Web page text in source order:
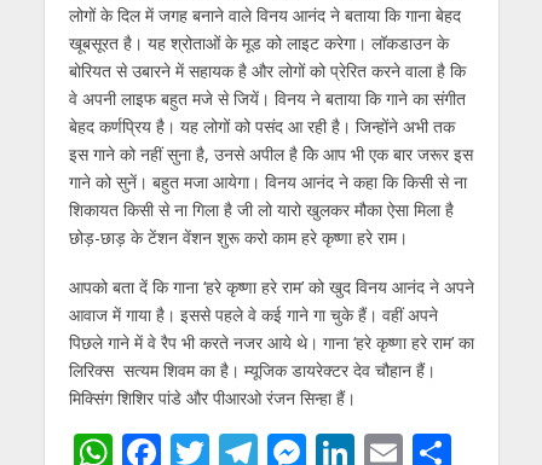
लोगों के दिल में जगह बनाने वाले विनय आनंद ने बताया कि गाना बेहद
खूबसूरत है। यह श्रोताओं के मूड को लाइट करेगा। लॉकडाउन के
बोरियत से उबारने में सहायक है और लोगों को प्रेरित करने वाला है कि
वे अपनी लाइफ बहुत मजे से जियें। विनय ने बताया कि गाने का संगीत
बेहद कर्णप्रिय है। यह लोगों को पसंद आ रही है। जिन्‍होंने अभी तक
इस गाने को नहीं सुना है, उनसे अपील है किे आप भी एक बार जरूर इस
गाने को सुनें। बहुत मजा आयेगा। विनय आनंद ने कहा कि किसी से ना
शिकायत किसी से ना गिला है जी लो यारो खुलकर मौका ऐसा मिला है
छोड़-छाड़ के टेंशन वेंशन शुरू करो काम हरे कृष्णा हरे राम।
आपको बता दें कि गाना ‘हरे कृष्‍णा हरे राम’ को खुद विनय आनंद ने अपने
आवाज में गाया है। इससे पहले वे कई गाने गा चुके हैं। वहीं अपने
पिछले गाने में वे रैप भी करते नजर आये थे। गाना ‘हरे कृष्‍णा हरे राम’ का
लिरिक्‍स सत्‍यम शिवम का है। म्‍यूजिक डायरेक्‍टर देव चौहान हैं।
मिक्सिंग शिशिर पांडे और पीआरओ रंजन सिन्‍हा हैं।
W F T T M Li E S